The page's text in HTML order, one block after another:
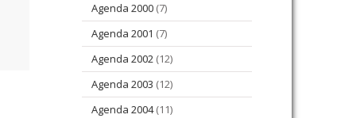
Agenda 2000 (7)
Agenda 2001 (7)
Agenda 2002 (12)
Agenda 2003 (12)
Agenda 2004(11)